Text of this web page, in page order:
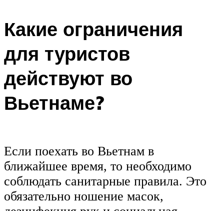
Какие ограничения
для туристов
действуют во
Вьетнаме?
Если поехать во Вьетнам в
ближайшее время, то необходимо
соблюдать санитарные правила. Это
обязательно ношение масок,